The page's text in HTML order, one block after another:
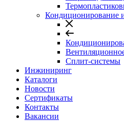
Кондиционирование
Сплит-системы
Инжиниринг
Каталоги
Новости
Сертификаты
Контакты
Вакансии